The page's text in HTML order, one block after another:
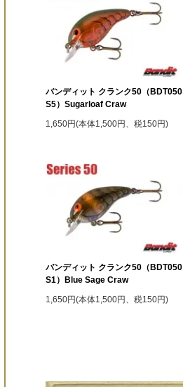
バンディット クランク50（BDT050
S5）Sugarloaf Craw
1,650円(本体1,500円、税150円)
バンディット クランク50（BDT050
S1）Blue Sage Craw
1,650円(本体1,500円、税150円)